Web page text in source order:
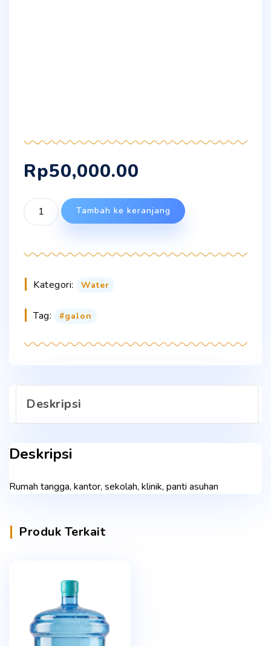
Rp50,000.00
Kuantitas
M-
L
(Perdana)
Tambah ke keranjang
Kategori: Water
Tag: galon
Deskripsi
Deskripsi
Rumah tangga, kantor, sekolah, klinik, panti asuhan
Produk Terkait